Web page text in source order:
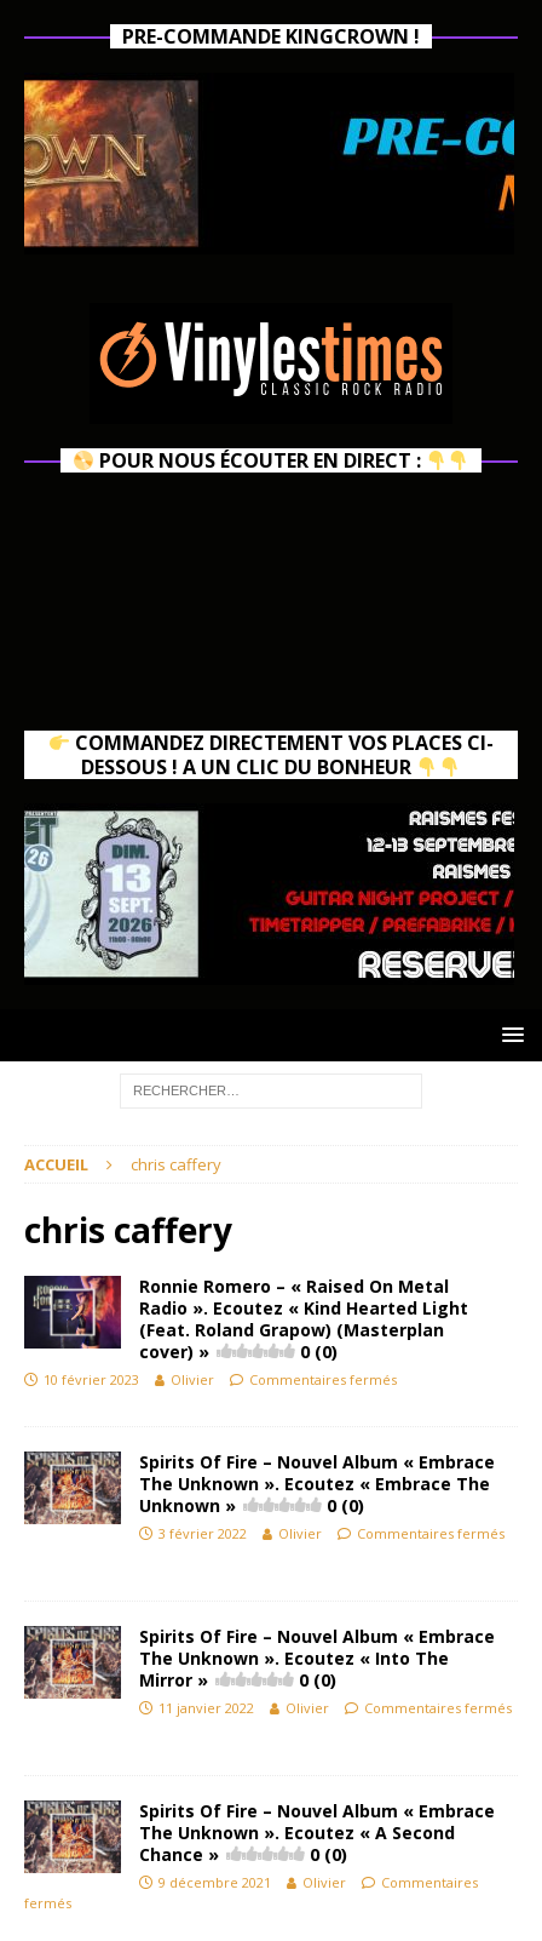
PRE-COMMANDE KINGCROWN !
POUR NOUS ÉCOUTER EN DIRECT :
COMMANDEZ DIRECTEMENT VOS PLACES CI-
DESSOUS ! A UN CLIC DU BONHEUR
ACCUEIL chris caffery
chris caffery
Ronnie Romero – « Raised On Metal
Radio ». Ecoutez « Kind Hearted Light
(Feat. Roland Grapow) (Masterplan
cover) »
0 (0)
10 février 2023 Olivier Commentaires fermés
Spirits Of Fire – Nouvel Album « Embrace
The Unknown ». Ecoutez « Embrace The
Unknown »
0 (0)
3 février 2022 Olivier Commentaires fermés
Spirits Of Fire – Nouvel Album « Embrace
The Unknown ». Ecoutez « Into The
Mirror »
0 (0)
11 janvier 2022 Olivier Commentaires fermés
Spirits Of Fire – Nouvel Album « Embrace
The Unknown ». Ecoutez « A Second
Chance »
0 (0)
9 décembre 2021 Olivier
Commentaires
fermés